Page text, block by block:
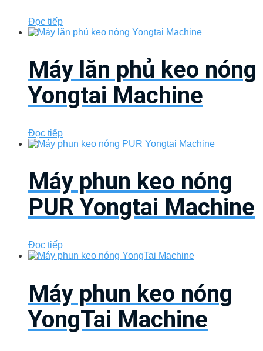
Đọc tiếp
Máy lăn phủ keo nóng
Yongtai Machine
Đọc tiếp
Máy phun keo nóng
PUR Yongtai Machine
Đọc tiếp
Máy phun keo nóng
YongTai Machine